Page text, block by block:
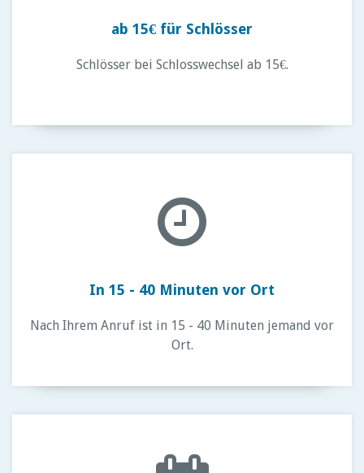
ab 15€ für Schlösser
Schlösser bei Schlosswechsel ab 15€.
In 15 - 40 Minuten vor Ort
Nach Ihrem Anruf ist in 15 - 40 Minuten jemand vor
Ort.